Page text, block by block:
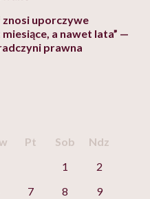
znosi uporczywe
a nawet lata” —
prawna
Pt Sob
Ndz
1
2
7 8
9